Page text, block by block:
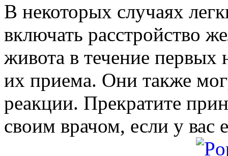
В некоторых случаях
включать расстройство
живота в течение первых
их приема. Они также
реакции. Прекратите
своим врачом, если у вас